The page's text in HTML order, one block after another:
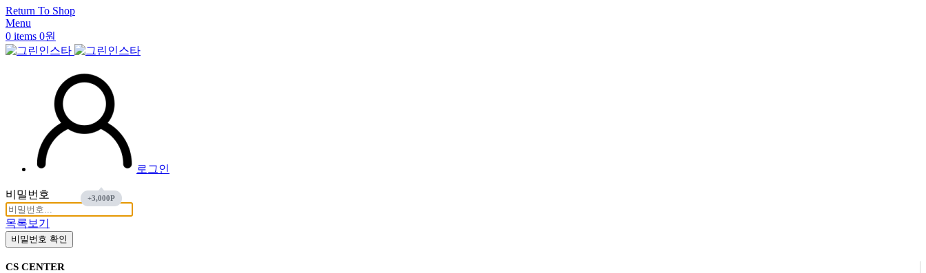
Return To Shop
Menu
0 items 0원
로그인
비밀번호
목록보기
비밀번호 확인
CS CENTER